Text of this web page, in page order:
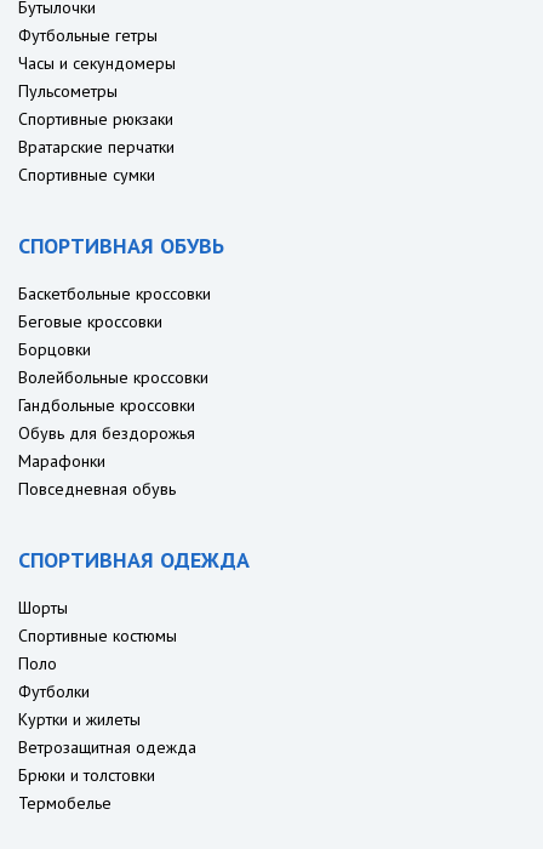
Бутылочки
Футбольные гетры
Часы и секундомеры
Пульсометры
Спортивные рюкзаки
Вратарские перчатки
Спортивные сумки
СПОРТИВНАЯ ОБУВЬ
Баскетбольные кроссовки
Беговые кроссовки
Борцовки
Волейбольные кроссовки
Гандбольные кроссовки
Обувь для бездорожья
Марафонки
Повседневная обувь
СПОРТИВНАЯ ОДЕЖДА
Шорты
Спортивные костюмы
Поло
Футболки
Куртки и жилеты
Ветрозащитная одежда
Брюки и толстовки
Термобелье